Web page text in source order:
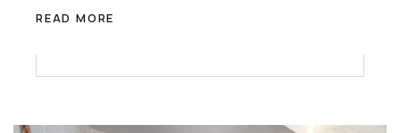
READ MORE